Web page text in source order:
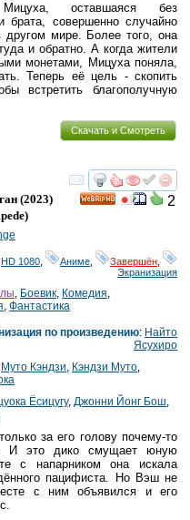
оставшаяся без
брата, совершенно случайно
другом мире. Более того, она
и обратно. А когда жители
монетами, Мицуха поняла,
Теперь её цель - скопить
встретить благополучную
Скачать и Смотреть
смотреть
2
(2023)
)
HD 1080 Аниме Завершён
Экранизация
Боевик Комедия
Фантастика
по произведению: Найто
Ясухиро
Муто Кэндзи Кэндзи Муто
Ёсицугу, Джонни Йонг Бош
за его голову почему-то
И это дико смущает юную
с напарником она искала
пацифиста. Но Вэш не
с ним объявился и его